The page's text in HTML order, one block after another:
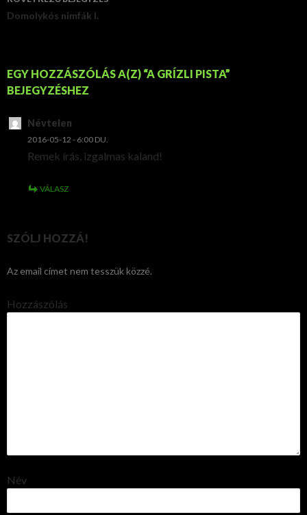
Domolykós nimfák I.
EGY HOZZÁSZÓLÁS A(Z) “A GRÍZLI PISTA”
BEJEGYZÉSHEZ
Névtelen
2016-05-12 - 6:00 DU.
Remek írás, izgalmas kaland!
VÁLASZ
SZÓLJ HOZZÁ!
Az email címet nem tesszük közzé.
Hozzászólás
Név